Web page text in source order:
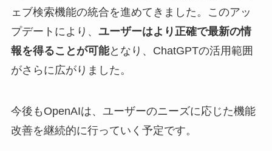
ェブ検索機能の統合を進めてきました。このアッ
プデートにより、 ユーザーはより正確で最新の情
報を得ることが可能となり、ChatGPTの活用範囲
がさらに広がりました。
今後もOpenAIは、ユーザーのニーズに応じた機能
改善を継続的に行っていく予定です。